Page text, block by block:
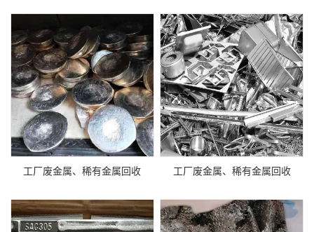
工厂废金属、稀有金属回收 工厂废金属、稀有金属回收